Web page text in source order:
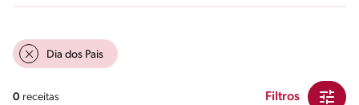
Dia dos Pais
0 receitas Filtros